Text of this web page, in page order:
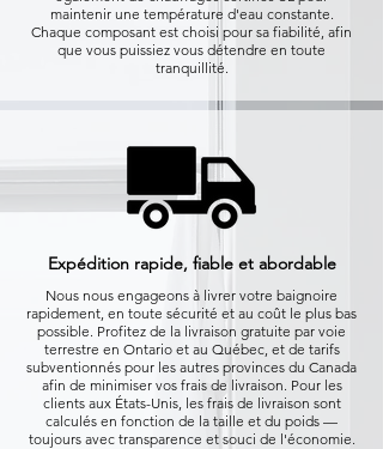
maintenir une température d'eau constante.
Chaque composant est choisi pour sa fiabilité, afin
que vous puissiez vous détendre en toute
tranquillité.
Expédition rapide, fiable et abordable
Nous nous engageons à livrer votre baignoire
rapidement, en toute sécurité et au coût le plus bas
possible. Profitez de la livraison gratuite par voie
terrestre en Ontario et au Québec, et de tarifs
subventionnés pour les autres provinces du Canada
afin de minimiser vos frais de livraison. Pour les
clients aux États-Unis, les frais de livraison sont
calculés en fonction de la taille et du poids —
toujours avec transparence et souci de l'économie.